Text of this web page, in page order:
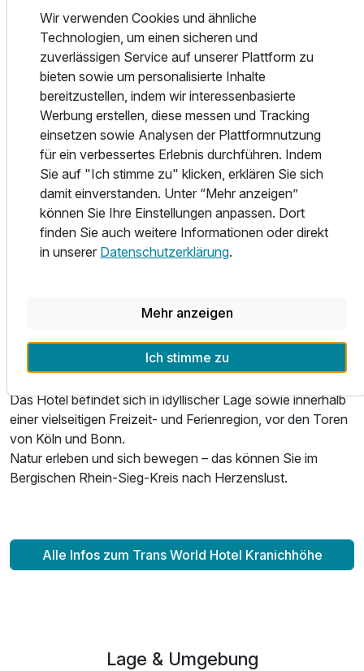
Zusatznächte
Für 3 Tage p.P. ab 282,00 €
Ambiente und die 1000 & 1 Freizeitmöglichkeiten drinnen
wie draußen machen es in Much zum idealen Sporthotel
für (ent)spannende Kurztrips und „fitte“ Veranstaltungen!
Wir laden Sie, mit 107 Zimmern, 18 Tagungsräumen sowie
einem Wellnessbereich mit Sport und Beauty, zu
besonders schönen Tagen in landschaftlich reizvoller
Umgebung zwischen Hügeln und Wäldern nahe Köln und
Bonn ein.
Lassen Sie sich nach dem Training auf dem Laufband im
großzügigen Wellnessareal verwöhnen und gewinnen Sie
Abstand vom hektischen Alltag.
Den Wellnessbereich nutzen Sie auch am An- und
Abreisetag während der Öffnungszeiten ganztägig
Zur abendlichen Erholung im Sonnenuntergang begrüßen
wir Sie auf unserer Außenterrasse mit einem traumhaften
Blick über das Bergische Land.
Das Hotel befindet sich in idyllischer Lage sowie innerhalb
einer vielseitigen Freizeit- und Ferienregion, vor den Toren
von Köln und Bonn.
Natur erleben und sich bewegen – das können Sie im
Bergischen Rhein-Sieg-Kreis nach Herzenslust.
Alle Infos zum Trans World Hotel Kranichhöhe
Lage & Umgebung
Wir verwenden Cookies und ähnliche
Technologien, um einen sicheren und
zuverlässigen Service auf unserer Plattform zu
bieten sowie um personalisierte Inhalte
bereitzustellen, indem wir interessenbasierte
Werbung erstellen, diese messen und Tracking
einsetzen sowie Analysen der Plattformnutzung
für ein verbessertes Erlebnis durchführen. Indem
Sie auf "Ich stimme zu" klicken, erklären Sie sich
damit einverstanden. Unter “Mehr anzeigen”
können Sie Ihre Einstellungen anpassen. Dort
finden Sie auch weitere Informationen oder direkt
in unserer Datenschutzerklärung.
Mehr anzeigen
Ich stimme zu